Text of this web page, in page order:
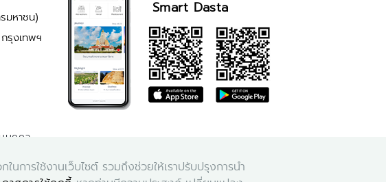
นการใช้งานเว็บไซต์ รวมถึงช่วยให้เราปรับปรุงการนำ
มหาชน)
รุงเทพฯ
บุคคล
Smart Dasta